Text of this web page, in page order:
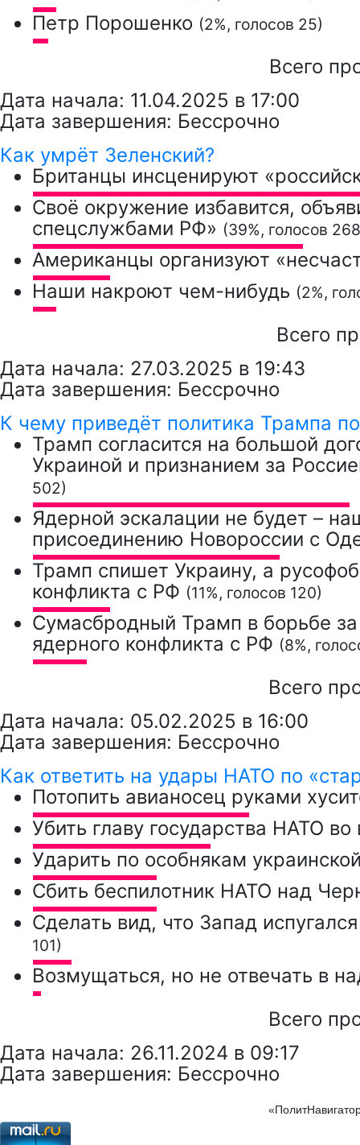
Петр Порошенко (2%, голосов 25)
Всего
Дата начала: 11.04.2025 в 17:00
Дата завершения: Бессрочно
Как умрёт Зеленский?
Британцы инсценируют
Своё окружение избавится,
спецслужбами РФ» (39%, голосов
Американцы организуют
Наши накроют чем-нибудь (2%,
Всего
Дата начала: 27.03.2025 в 19:43
Дата завершения: Бессрочно
К чему приведёт политика Трампа
Трамп согласится на большой
Украиной и признанием за
502)
Ядерной эскалации не будет –
присоединению Новороссии с
Трамп спишет Украину, а
конфликта с РФ (11%, голосов 120)
Сумасбродный Трамп в борьбе
ядерного конфликта с РФ (8%,
Всего
Дата начала: 05.02.2025 в 16:00
Дата завершения: Бессрочно
Как ответить на удары НАТО по
Потопить авианосец руками
Убить главу государства НАТО
Ударить по особнякам
Сбить беспилотник НАТО над
Сделать вид, что Запад
101)
Возмущаться, но не отвечать в
Всего
Дата начала: 26.11.2024 в 09:17
Дата завершения: Бессрочно